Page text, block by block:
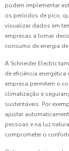
podem implementar
os períodos de pico,
visualizar dados em
empresas a tomar
consumo de energia
A Schneider Electric
de eficiência
empresa permitem o
climatização e
sustentáveis. Por
ajustar
pessoas e na luz
comprometer o